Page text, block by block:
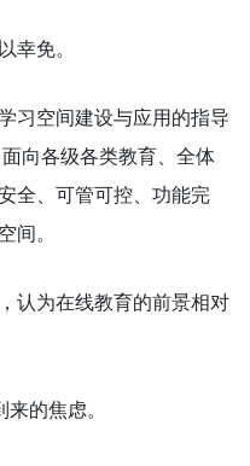
幸免。
习空间建设与应用的指导
向各级各类教育、全体
全、可管可控、功能完
间。
认为在线教育的前景相对
的焦虑。